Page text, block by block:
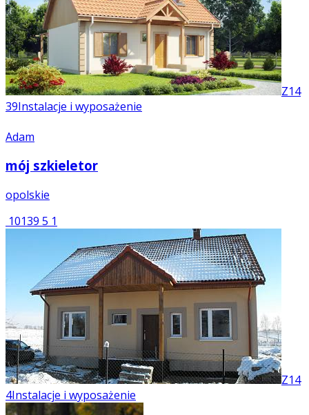
Z14
39Instalacje i wyposażenie
Adam
mój szkieletor
opolskie
10139 5 1
Z14
4Instalacje i wyposażenie